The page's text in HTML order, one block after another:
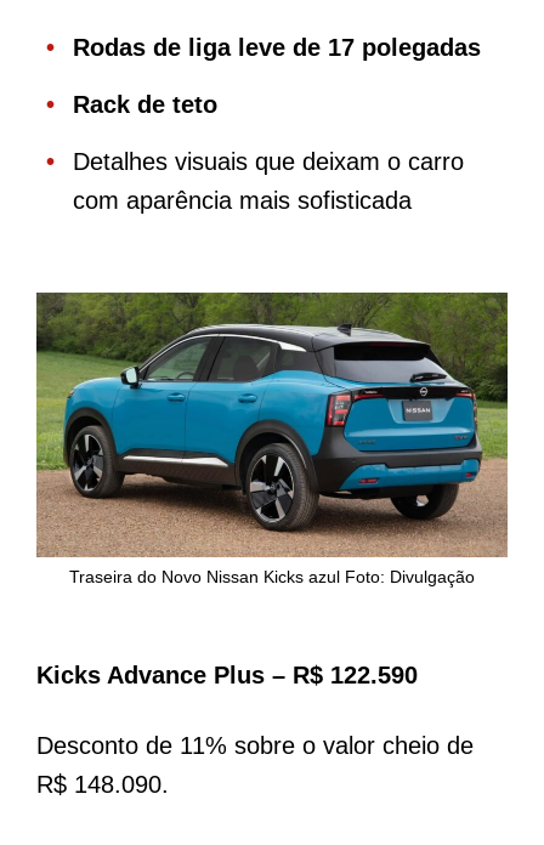
Rodas de liga leve de 17 polegadas
Rack de teto
Detalhes visuais que deixam o carro
com aparência mais sofisticada
Traseira do Novo Nissan Kicks azul Foto: Divulgação
Kicks Advance Plus – R$ 122.590
Desconto de 11% sobre o valor cheio de
R$ 148.090.